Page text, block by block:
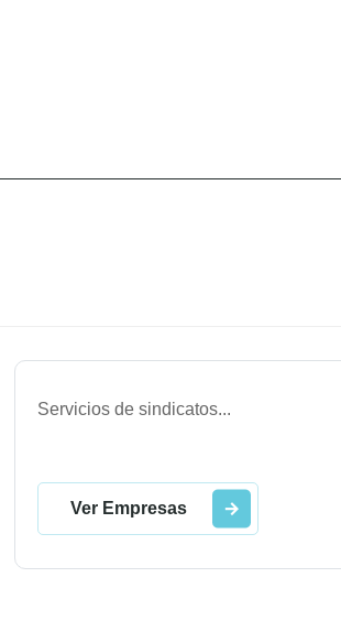
Servicios de sindicatos...
Ver Empresas